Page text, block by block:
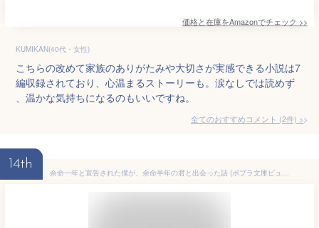
価格と在庫をAmazonでチェック >>
KUMIKAN(40代・女性)
こちらの改めて家族のありがたみや大切さが実感できる小説は7
編収録されており、心温まるストーリーも。涙なしでは読めず
、温かな気持ちになるのもいいですね。
全てのおすすめコメント (2件) >
14th
余命一年と宣告された僕が、余命半年の君と出会った話 (ポプラ文庫ピュアフル)